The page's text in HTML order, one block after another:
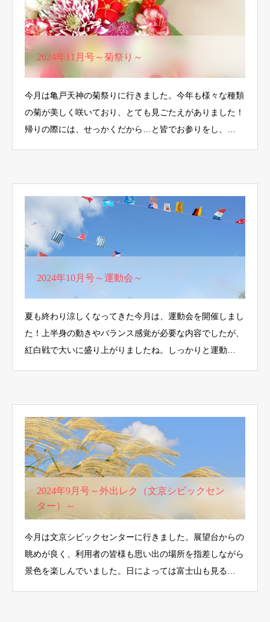
2024年11月号～菊祭り～
今月は亀戸天神の菊祭りに行きました。今年も様々な種類
の菊が美しく咲いており、とても見ごたえがありました！
帰りの際には、せっかくだから…と皆でお参りをし、…
2024年10月号～運動会～
夏も終わり涼しくなってきた今月は、運動会を開催しまし
た！上半身の動きやバランス感覚が必要な内容でしたが、
紅白戦で大いに盛り上がりましたね。しっかりと運動…
2024年9月号～外出レク（文京シビックセン
ター）～
今月は文京シビックセンターに行きました。展望台からの
眺めが良く、利用者の皆様も思い出の場所を指差しながら
景色を楽しんでいました。日によっては富士山も見る…